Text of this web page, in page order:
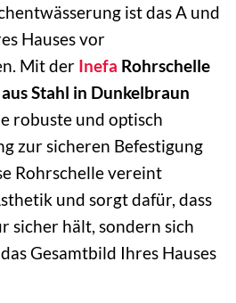
ist das A und
Hauses vor
Mit der Inefa Rohrschelle
Stahl in Dunkelbraun
robuste und optisch
zur sicheren Befestigung
Rohrschelle vereint
und sorgt dafür, dass
sicher hält, sondern sich
Gesamtbild Ihres Hauses